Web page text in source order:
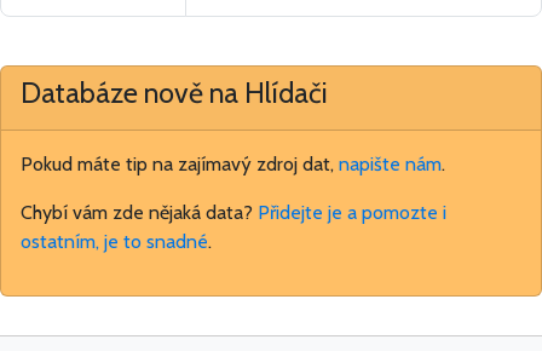
Databáze nově na Hlídači
Pokud máte tip na zajímavý zdroj dat, napište nám.
Chybí vám zde nějaká data? Přidejte je a pomozte i
ostatním, je to snadné.